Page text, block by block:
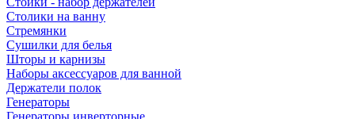
Столики на ванну
Стремянки
Сушилки для белья
Шторы и карнизы
Наборы аксессуаров для ванной
Держатели полок
Генераторы
Генераторы инверторные